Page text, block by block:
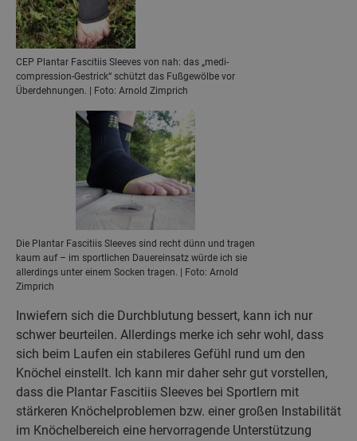
CEP Plantar Fascitiis Sleeves von nah: das „medi-
compression-Gestrick“ schützt das Fußgewölbe vor
Überdehnungen. | Foto: Arnold Zimprich
Die Plantar Fascitiis Sleeves sind recht dünn und tragen
kaum auf – im sportlichen Dauereinsatz würde ich sie
allerdings unter einem Socken tragen. | Foto: Arnold
Zimprich
Inwiefern sich die Durchblutung bessert, kann ich nur
schwer beurteilen. Allerdings merke ich sehr wohl, dass
sich beim Laufen ein stabileres Gefühl rund um den
Knöchel einstellt. Ich kann mir daher sehr gut vorstellen,
dass die Plantar Fascitiis Sleeves bei Sportlern mit
stärkeren Knöchelproblemen bzw. einer großen Instabilität
im Knöchelbereich eine hervorragende Unterstützung